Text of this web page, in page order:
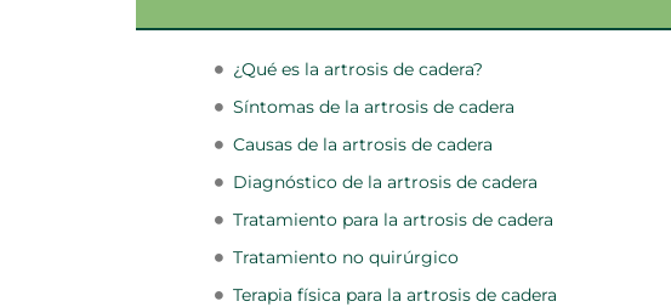
¿Qué es la artrosis de cadera?
Síntomas de la artrosis de cadera
Causas de la artrosis de cadera
Diagnóstico de la artrosis de cadera
Tratamiento para la artrosis de cadera
Tratamiento no quirúrgico
Terapia física para la artrosis de cadera